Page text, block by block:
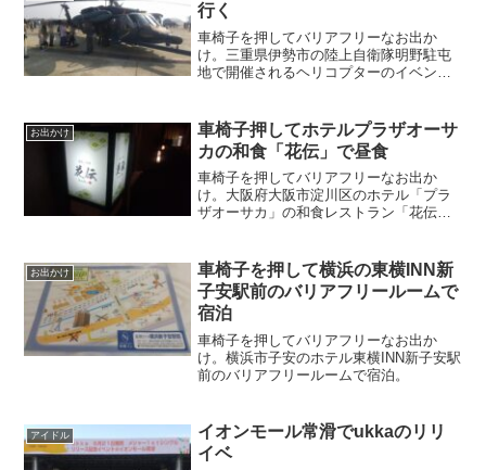
行く
車椅子を押してバリアフリーなお出か
け。三重県伊勢市の陸上自衛隊明野駐屯
地で開催されるヘリコプターのイベン
お出かけ
車椅子押してホテルプラザオーサ
カの和食「花伝」で昼食
車椅子を押してバリアフリーなお出か
け。大阪府大阪市淀川区のホテル「プラ
ザオーサカ」の和食レストラン「花伝」
お出かけ
車椅子を押して横浜の東横INN新
子安駅前のバリアフリールームで
宿泊
車椅子を押してバリアフリーなお出か
け。横浜市子安のホテル東横INN新子安駅
前のバリアフリールームで宿泊。
アイドル
イオンモール常滑でukkaのリリ
イベ